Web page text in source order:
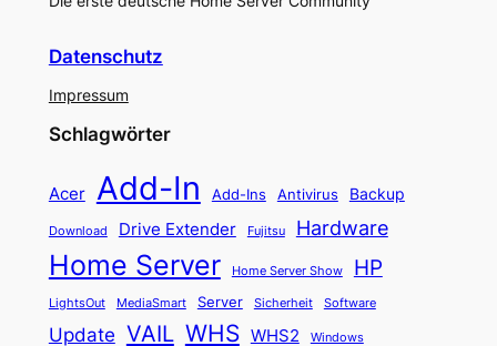
Datenschutz
Impressum
Schlagwörter
Acer Add-In Add-Ins Antivirus Backup
Download Drive Extender Fujitsu Hardware
Home Server Home Server Show HP
LightsOut MediaSmart Server Sicherheit Software
Update VAIL WHS WHS2 Windows